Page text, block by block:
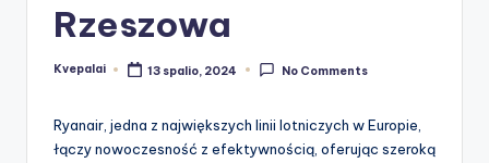
Rzeszowa
Posted
Kvepalai 13 spalio, 2024 No Comments
Ryanair, jedna z największych linii lotniczych w Europie,
łączy nowoczesność z efektywnością, oferując szeroką